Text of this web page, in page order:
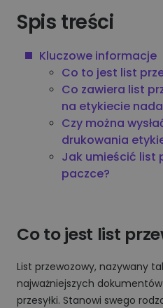
Spis treści
Kluczowe informacje
Co to jest list
Co zawiera list
na etykiecie
Czy można
drukowania
Jak umieścić list
paczce?
Co to jest list
List przewozowy, nazywany
najważniejszych
przesyłki. Stanowi swego